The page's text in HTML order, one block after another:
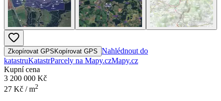
Zkopírovat GPS Kopírovat GPS Nahlédnout do
katastruKatastrParcely na Mapy.czMapy.cz
Kupní cena
3 200 000 Kč
27 Kč / m2